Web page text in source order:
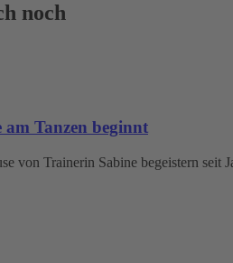
noch
am Tanzen beginnt
von Trainerin Sabine begeistern